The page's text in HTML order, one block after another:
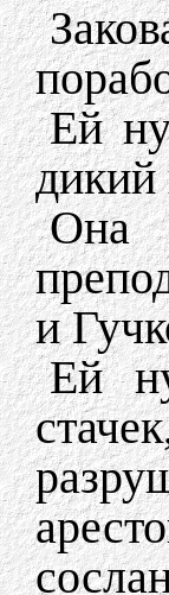
Ей
дикий
Она
и
Ей